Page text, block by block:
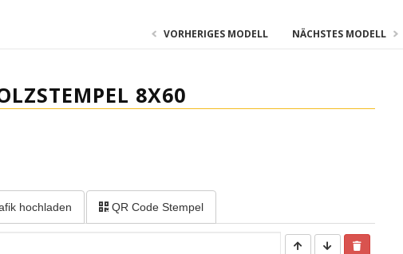
VORHERIGES MODELL NÄCHSTES MODELL
8X60
hochladen QR Code Stempel